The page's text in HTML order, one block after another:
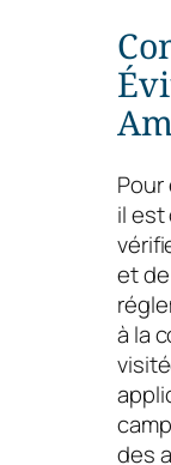
il est
et
à la
des